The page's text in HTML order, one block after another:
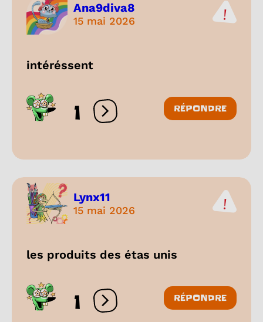
Ana9diva8
15 mai 2026
intéréssent
1 Ouvrir les réactions
RÉPONDRE
Lynx11
15 mai 2026
les produits des étas unis
1 Ouvrir les réactions
RÉPONDRE